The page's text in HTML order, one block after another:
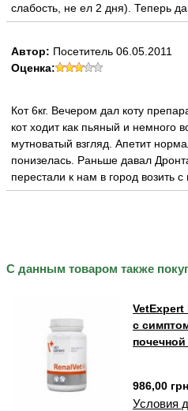
слабость, не ел 2 дня). Теперь
Автор: Посетитель 06.05.2011
Оценка:
Кот 6кг. Вечером дал коту
кот ходит как пьяный и немного
мутноватый взгляд. Апетит
понизелась. Раньше давал
перестали к нам в город возить
С данным товаром также
VetExpert
с
почечной
986,00
Условия